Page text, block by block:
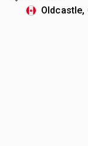
Oldcastle,